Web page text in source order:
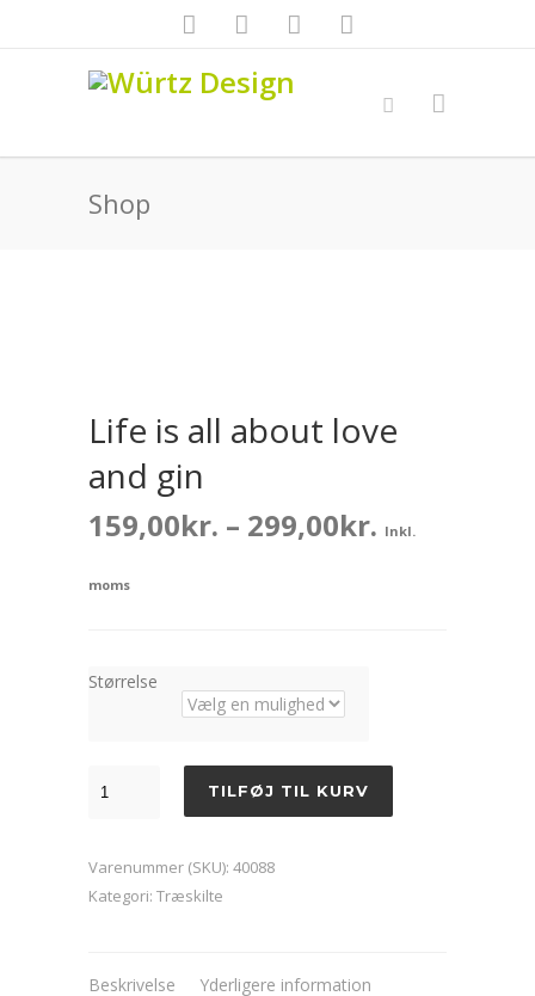
Shop
Life is all about love
and gin
159,00kr. – 299,00kr. Inkl.
moms
Størrelse
about
love
TILFØJ TIL KURV
Varenummer (SKU): 40088
Kategori: Træskilte
Beskrivelse Yderligere information